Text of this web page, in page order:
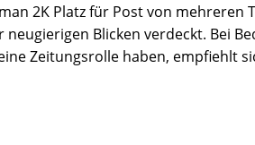
2K Platz für Post von
Blicken verdeckt. Bei
Zeitungsrolle haben, empfiehlt